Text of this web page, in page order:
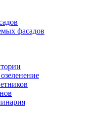
фасадов